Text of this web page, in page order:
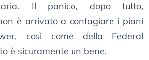
Il panico, dopo tutto,
è arrivato a contagiare i piani
così come della Federal
è sicuramente un bene.